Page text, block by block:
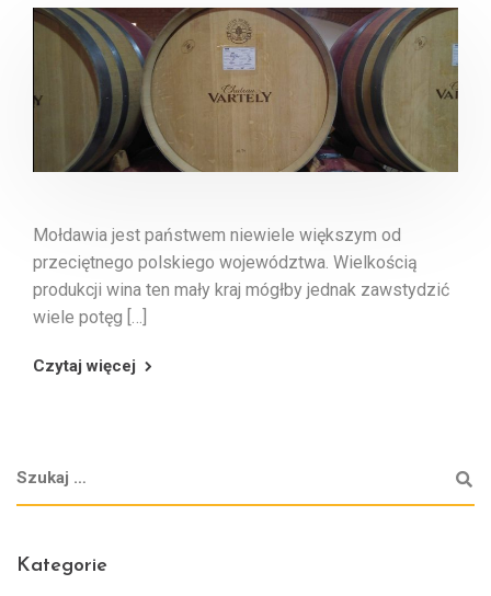
Mołdawia jest państwem niewiele większym od
przeciętnego polskiego województwa. Wielkością
produkcji wina ten mały kraj mógłby jednak zawstydzić
wiele potęg […]
Czytaj więcej
Kategorie